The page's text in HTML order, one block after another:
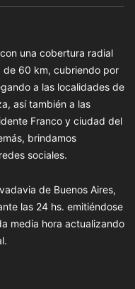
una cobertura radial
60 km, cubriendo por
a las localidades de
así también a las
Franco y ciudad del
brindamos
sociales.
de Buenos Aires,
las 24 hs. emitiéndose
media hora actualizando